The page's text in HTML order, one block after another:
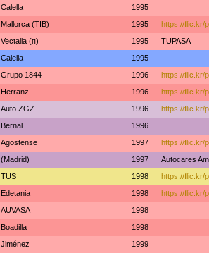
Calella 1995
Mallorca (TIB) 1995 https://flic.kr/
Vectalia (п) 1995 TUPASA
Calella 1995
Grupo 1844 1996 https://flic.kr/
Herranz 1996 https://flic.kr/
Auto ZGZ 1996 https://flic.kr/
Bernal 1996
Agostense 1997 https://flic.kr/
(Madrid) 1997 Autocares
TUS 1998 https://flic.kr/
Edetania 1998 https://flic.kr/
AUVASA 1998
Boadilla 1998
Jiménez 1999